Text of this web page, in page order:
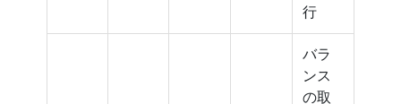
行
バラ
ンス
の取